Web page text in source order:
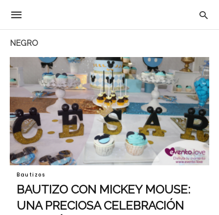
NEGRO
Bautizos
BAUTIZO CON MICKEY MOUSE:
UNA PRECIOSA CELEBRACIÓN